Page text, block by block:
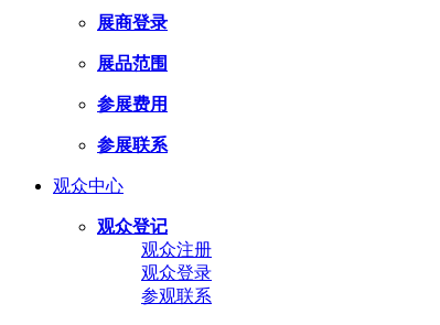
展商登录
展品范围
参展费用
参展联系
观众中心
观众登记
观众注册
观众登录
参观联系